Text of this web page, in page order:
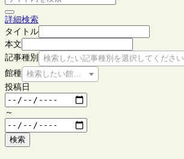
詳細検索
タイトル
本文
記事種別
検索したい記事種別を選択してください
館種 検索したい館種を選択してください
投稿日
～
検索